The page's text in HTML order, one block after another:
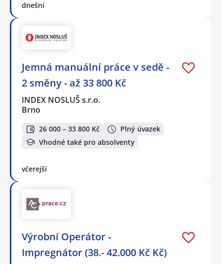
dnešní
Jemná manuální práce v sedě -
2 směny - až 33 800 Kč
INDEX NOSLUŠ s.r.o.
Brno
26 000 – 33 800 Kč
Plný úvazek
Vhodné také pro absolventy
včerejší
Výrobní Operátor -
Impregnátor (38.- 42.000 Kč Kč)